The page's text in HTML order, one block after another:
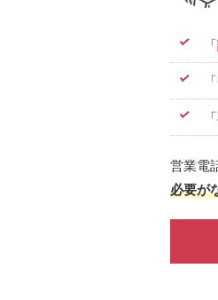
「
「
「
営業電
必要が